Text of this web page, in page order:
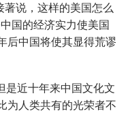
著说，这样的美国怎么
国的经济实力使美国
后中国将使其显得荒谬
是近十年来中国文化文
为人类共有的光荣者不